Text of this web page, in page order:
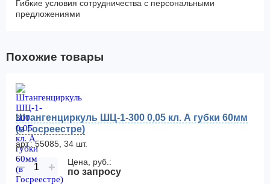
Гибкие условия сотрудничества с персональными
предложениями
Похожие товары
Штангенциркуль ШЦ-1-300 0,05 кл. А губки 60мм
(в Госреестре)
арт.: 55085, 34 шт.
− + Цена, руб.:
по запросу